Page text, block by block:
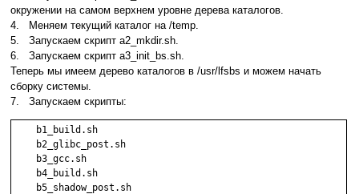
окружении на самом верхнем уровне дерева каталогов.
4. Меняем текущий каталог на /temp.
5. Запускаем скрипт a2_mkdir.sh.
6. Запускаем скрипт a3_init_bs.sh.
Теперь мы имеем дерево каталогов в /usr/lfsbs и можем начать
сборку системы.
7. Запускаем скрипты:
    b1_build.sh
    b2_glibc_post.sh
    b3_gcc.sh
    b4_build.sh
    b5_shadow_post.sh